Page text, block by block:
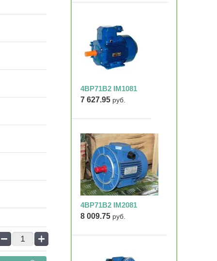
− +
4ВР71В2 IM1081
7 627.95 руб.
4ВР71В2 IM2081
8 009.75 руб.